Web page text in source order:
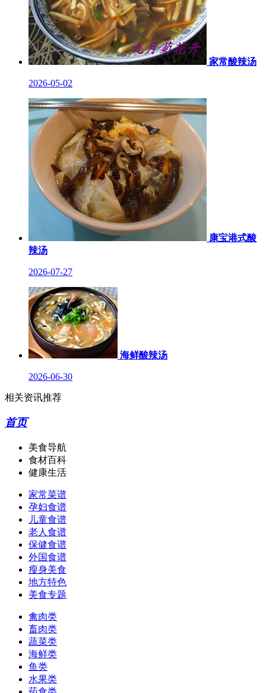
家常酸辣汤
2026-05-02
康宝港式酸
辣汤
2026-07-27
海鲜酸辣汤
2026-06-30
相关资讯推荐
首页
美食导航
食材百科
健康生活
家常菜谱
孕妇食谱
儿童食谱
老人食谱
保健食谱
外国食谱
瘦身美食
地方特色
美食专题
禽肉类
畜肉类
蔬菜类
海鲜类
鱼类
水果类